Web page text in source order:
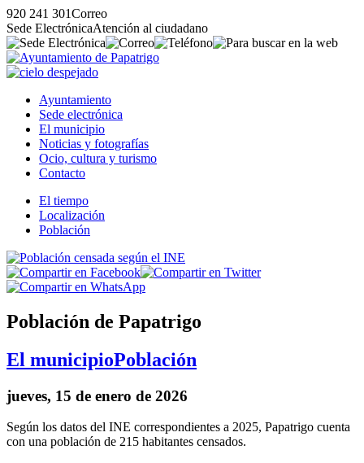
920 241 301Correo
Sede ElectrónicaAtención al ciudadano
Ayuntamiento
Sede electrónica
El municipio
Noticias y fotografías
Ocio, cultura y turismo
Contacto
El tiempo
Localización
Población
Población de Papatrigo
El municipioPoblación
jueves, 15 de enero de 2026
Según los datos del INE correspondientes a 2025, Papatrigo cuenta
con una población de 215 habitantes censados.